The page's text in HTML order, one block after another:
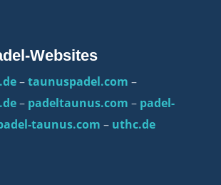
Websites
–taunuspadel.com –
– padeltaunus.com – padel-
taunus.com – uthc.de